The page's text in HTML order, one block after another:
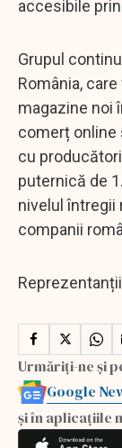
accesibile
Grupul
România,
magazine noi
comerț online
cu
puternică de
nivelul întregii
companii
Urmăriți-ne și
Google
și în aplicațiile